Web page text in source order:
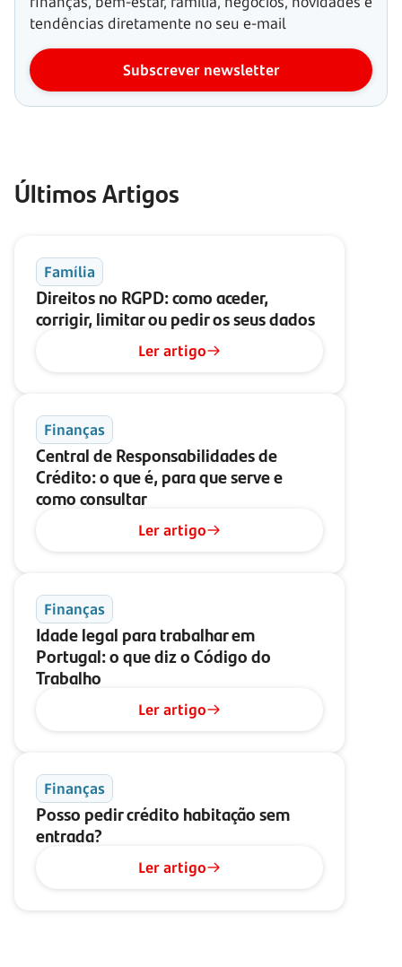
tendências diretamente no seu e-mail
Subscrever newsletter
Últimos Artigos
Família
Direitos no RGPD: como aceder,
corrigir, limitar ou pedir os seus dados
Ler artigo
Finanças
Central de Responsabilidades de
Crédito: o que é, para que serve e
como consultar
Ler artigo
Finanças
Idade legal para trabalhar em
Portugal: o que diz o Código do
Trabalho
Ler artigo
Finanças
Posso pedir crédito habitação sem
entrada?
Ler artigo